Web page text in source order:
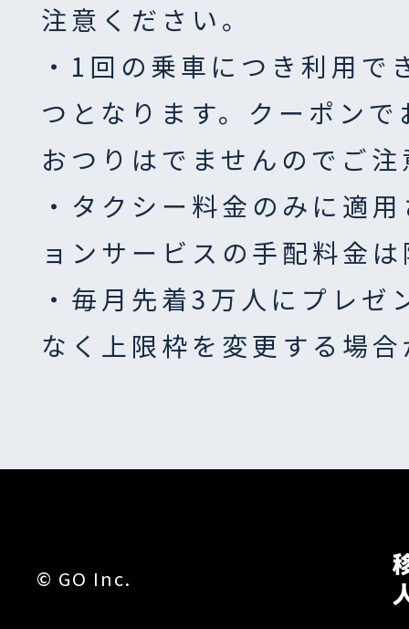
注意ください。
・1回の乗車につき利用で
つとなります。クーポン
おつりはでませんのでご
・タクシー料金のみに適
ョンサービスの手配料金
・毎月先着3万人にプレゼ
なく上限枠を変更する場
©︎ GO Inc.